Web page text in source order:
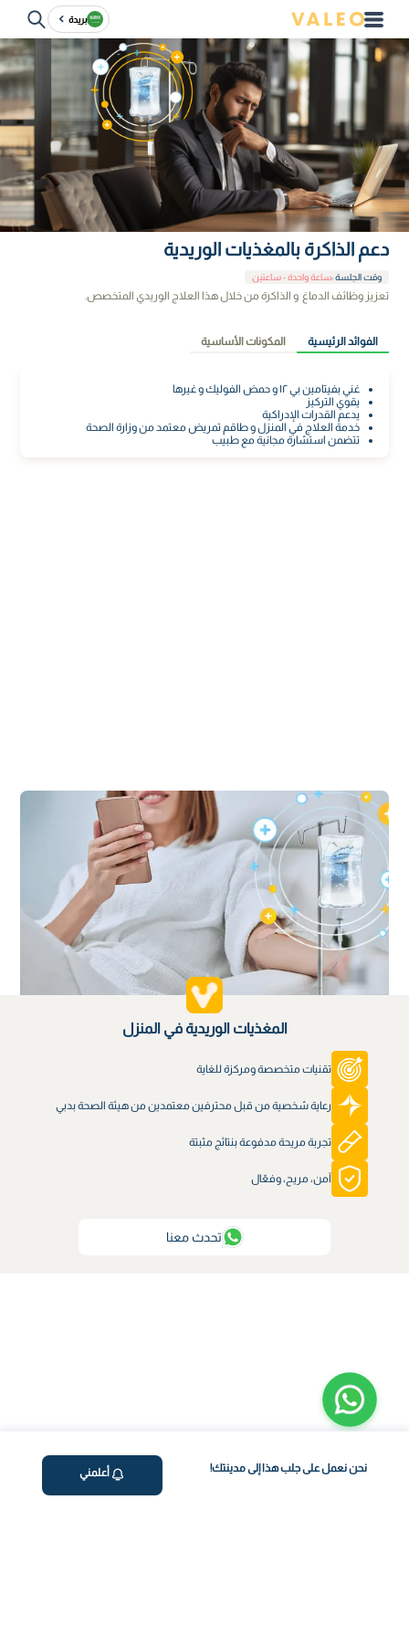
بريدة
دعم الذاكرة بالمغذيات الوريدية
وقت الجلسة:ساعة واحدة - ساعتين
تعزيز وظائف الدماغ و الذاكرة من خلال هذا العلاج الوريدي المتخصص.
الفوائد الرئيسية المكونات الأساسية
غني بفيتامين بي ١٢ و حمض الفوليك و غيرها
يقوي التركيز
يدعم القدرات الإدراكية
خدمة العلاج في المنزل و طاقم تمريض معتمد من وزارة الصحة
تتضمن استشارة مجانية مع طبيب
نحن نعمل على جلب هذا إلى مدينتك! أعلمني
المغذيات الوريدية في المنزل
تقنيات متخصصة ومركزة للغاية
رعاية شخصية من قبل محترفين معتمدين من هيئة الصحة بدبي
تجربة مريحة مدفوعة بنتائج مثبتة
آمن، مريح، وفعّال
تحدث معنا